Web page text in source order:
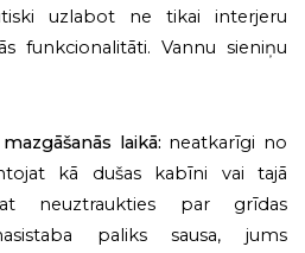
uzlabot ne tikai interjeru
funkcionalitāti. Vannu sieniņu
laikā: neatkarīgi no
kā dušas kabīni vai tajā
neuztraukties par grīdas
paliks sausa, jums